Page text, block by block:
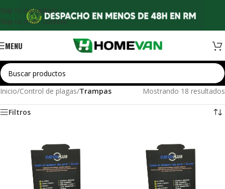
Skip to navigation
Skip to main content
MENU
Inicio/Control de plagas/Trampas Mostrando 18 resultados
Filtros